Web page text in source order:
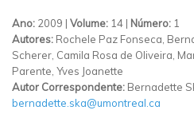
Ano: 2009 | Volume: 14 | Número: 1
Autores: Rochele Paz Fonseca,
Scherer, Camila Rosa de Oliveira,
Parente, Yves Joanette
Autor Correspondente: Bernadette
bernadette.ska@umontreal.ca